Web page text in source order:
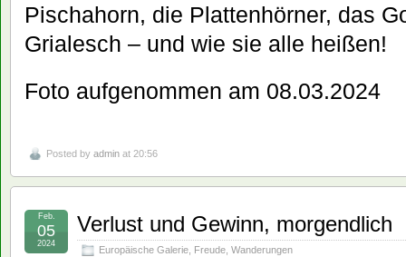
Pischahorn, die Plattenhörner, das
Grialesch – und wie sie alle heißen!
Foto aufgenommen am 08.03.2024
Posted by admin at 20:56
Verlust und Gewinn, morgendlich
Europäische Galerie Freude Wanderungen
Feb.
05
2024